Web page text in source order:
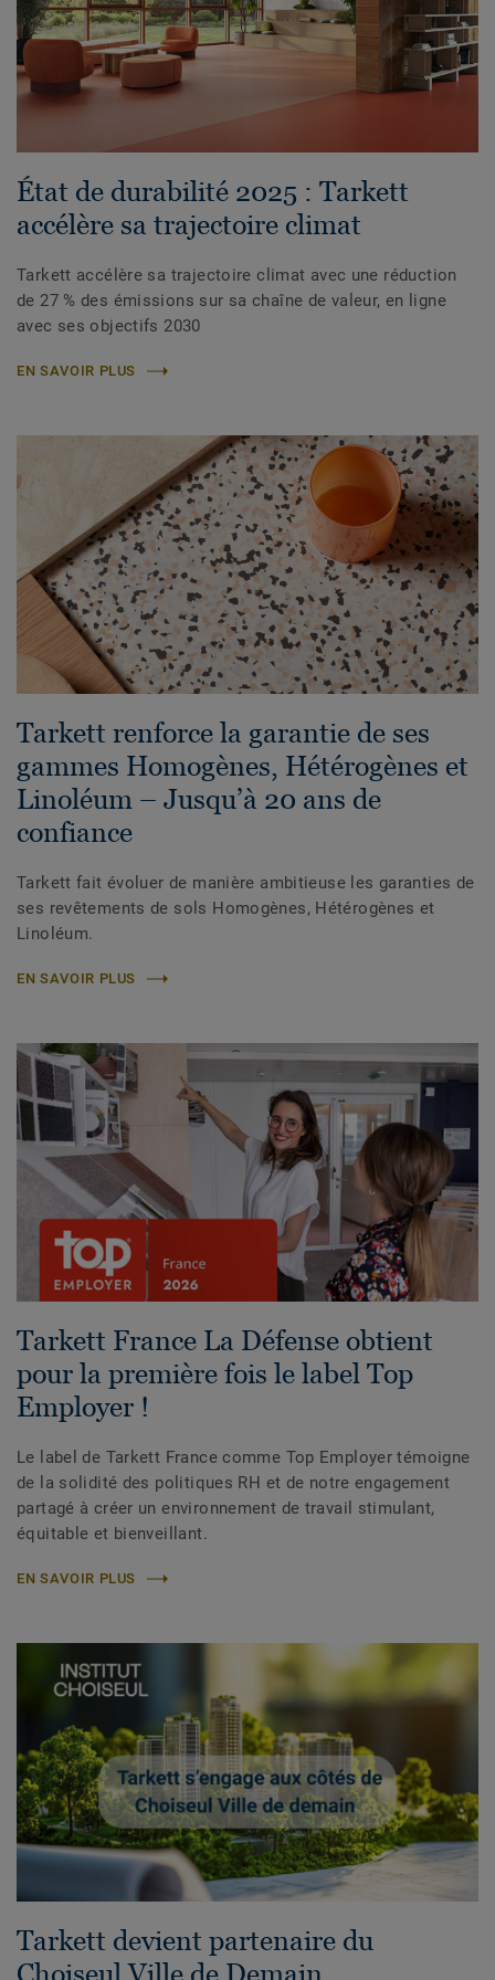
État de durabilité 2025 : Tarkett
accélère sa trajectoire climat
Tarkett accélère sa trajectoire climat avec une réduction
de 27 % des émissions sur sa chaîne de valeur, en ligne
avec ses objectifs 2030
EN SAVOIR PLUS
Tarkett renforce la garantie de ses
gammes Homogènes, Hétérogènes et
Linoléum – Jusqu’à 20 ans de
confiance
Tarkett fait évoluer de manière ambitieuse les garanties de
ses revêtements de sols Homogènes, Hétérogènes et
Linoléum.
EN SAVOIR PLUS
Tarkett France La Défense obtient
pour la première fois le label Top
Employer !
Le label de Tarkett France comme Top Employer témoigne
de la solidité des politiques RH et de notre engagement
partagé à créer un environnement de travail stimulant,
équitable et bienveillant.
EN SAVOIR PLUS
Tarkett devient partenaire du